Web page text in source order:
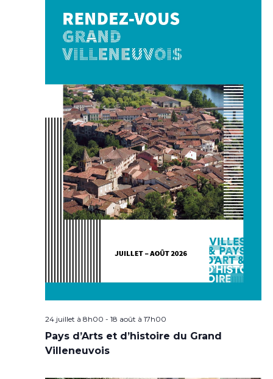
24 juillet à 8h00 - 18 août à 17h00
Pays d’Arts et d’histoire du Grand
Villeneuvois